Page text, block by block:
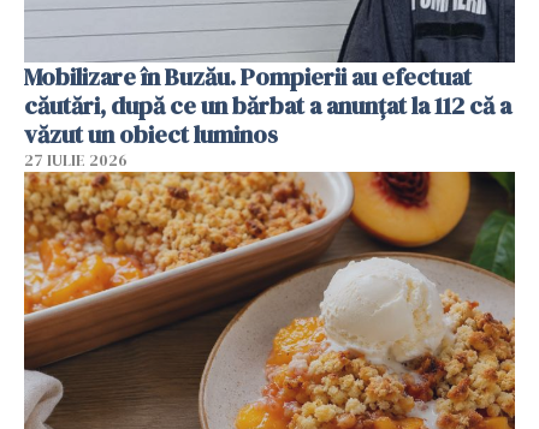
Mobilizare în Buzău. Pompierii au efectuat
căutări, după ce un bărbat a anunțat la 112 că a
văzut un obiect luminos
27 IULIE 2026